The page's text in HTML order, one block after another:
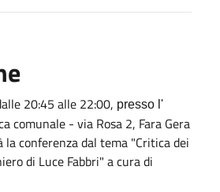
20:45 alle 22:00, presso l'
comunale - via Rosa 2, Fara Gera
la conferenza dal tema "Critica dei
di Luce Fabbri" a cura di